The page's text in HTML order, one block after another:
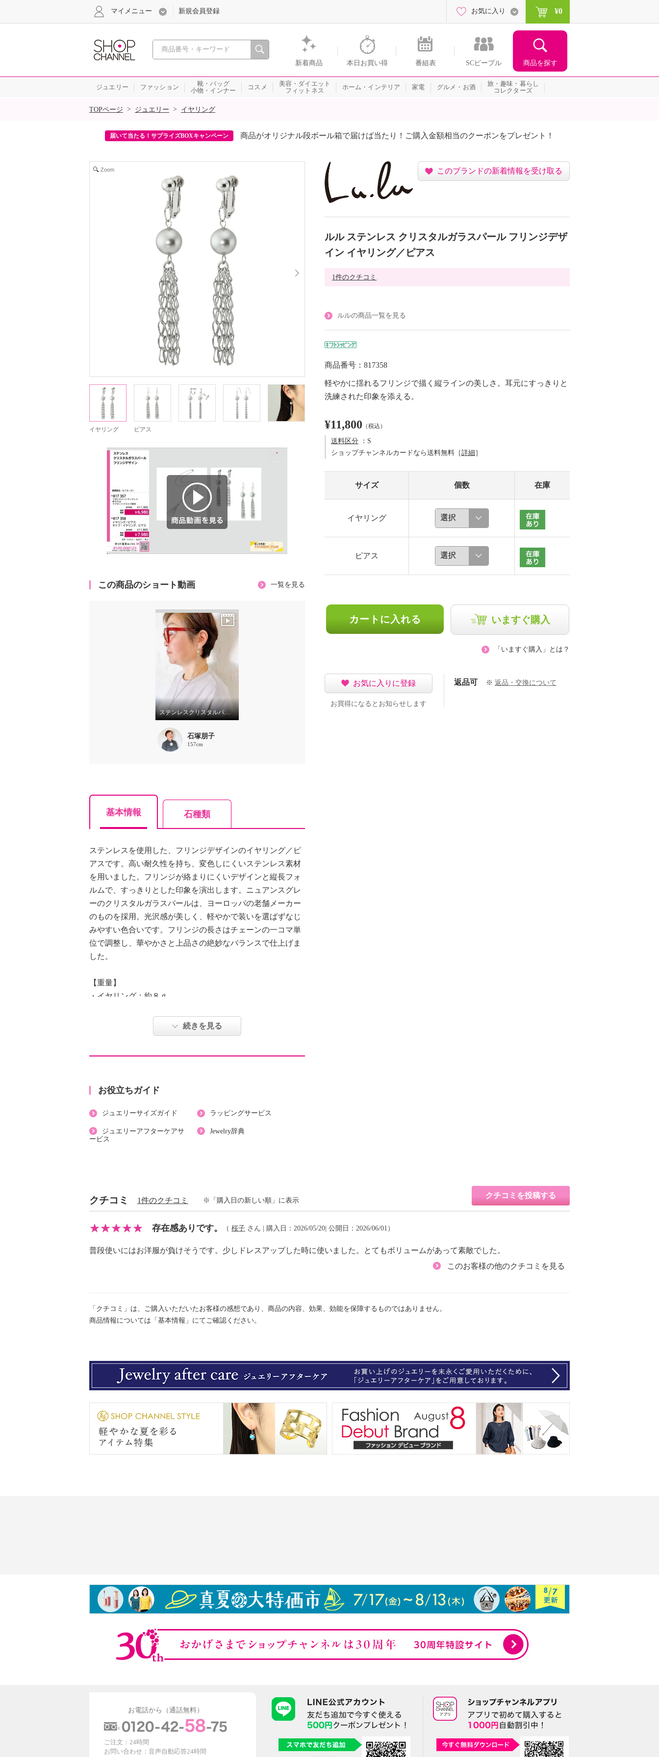
心おどる、瞬間を。通販・テレビショッピングのショップチャンネル
新着商品 本日お買い得 番組表 SCピープル 商品を探す
マイメニュー 新規会員登録 お気に入り ¥0
ジュエリー ファッション
靴・バッグ
小物・インナー
コスメ
美容・ダイエット
フィットネス
ホーム・インテリア 家電 グルメ・お酒
旅・趣味・暮らし
コレクターズ
SALE
TOPページ > ジュエリー > イヤリング
届いて当たる！サプライズBOXキャンペーン 商品がオリジナル段ボール箱で届けば当たり！ご購入金額相当のクーポンをプレゼント！
Zoom
イヤリング ピアス
この商品のショート動画 一覧を見る
ステンレスクリスタルパールフリンジデザインY字シルエットネックレス
石塚朋子
157cm
基本情報 石種類
ステンレスを使用した、フリンジデザインのイヤリング／ピ
アスです。高い耐久性を持ち、変色しにくいステンレス素材
を用いました。フリンジが絡まりにくいデザインと縦長フォ
ルムで、すっきりとした印象を演出します。ニュアンスグレ
ーのクリスタルガラスパールは、ヨーロッパの老舗メーカー
のものを採用。光沢感が美しく、軽やかで装いを選ばずなじ
みやすい色合いです。フリンジの長さはチェーンの一コマ単
位で調整し、華やかさと上品さの絶妙なバランスで仕上げま
した。
【重量】
・イヤリング：約８ｇ
・真鍮（イヤリング）
【メッキ素材】
・材質：ロジウムコート（イヤリング）
【その他】
続きを見る
お役立ちガイド
ジュエリーサイズガイド ラッピングサービス
ジュエリーアフターケアサ
ービス
Jewelry辞典
このブランドの新着情報を受け取る
ルル ステンレス クリスタルガラスパール フリンジデザ
イン イヤリング／ピアス
1件のクチコミ
ルルの商品一覧を見る
商品番号：817358
軽やかに揺れるフリンジで描く縦ラインの美しさ。耳元にすっきりと
洗練された印象を添える。
¥11,800 （税込）
送料区分 ：S
ショップチャンネルカードなら送料無料［詳細 ］
サイズ 個数 在庫
イヤリング
ピアス
カートに入れる いますぐ購入
「いますぐ購入」とは？
お気に入りに登録
お買得になるとお知らせします
返品可 ※ 返品・交換について
クチコミ 1件のクチコミ
クチコミを投稿する
※「購入日の新しい順」に表示
存在感ありです。 （ 桜子 さん | 購入日：2026/05/20| 公開日：2026/06/01）
普段使いにはお洋服が負けそうです。少しドレスアップした時に使いました。とてもボリュームがあって素敵でした。
このお客様の他のクチコミを見る
「クチコミ」は、ご購入いただいたお客様の感想であり、商品の内容、効果、効能を保障するものではありません。
商品情報については「基本情報」にてご確認ください。
お電話から（通話無料）
ご注文：24時間
お問い合わせ：音声自動応答24時間